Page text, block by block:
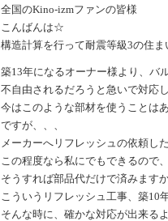
全国のKino-izmファンの皆様
こんばんは☆
構造計算を行って耐震等級3の住
築13年になるオーナー様より、バ
不自由されるだろうと急いで対応
今はこのような部材を使うことは
ですが、、、
メーカーへリフレッシュの依頼し
この程度なら私にでもできるので
そうすれば部品代だけで済みます
こういうリフレッシュ工事、築10
そんな時に、確かな対応が出来る